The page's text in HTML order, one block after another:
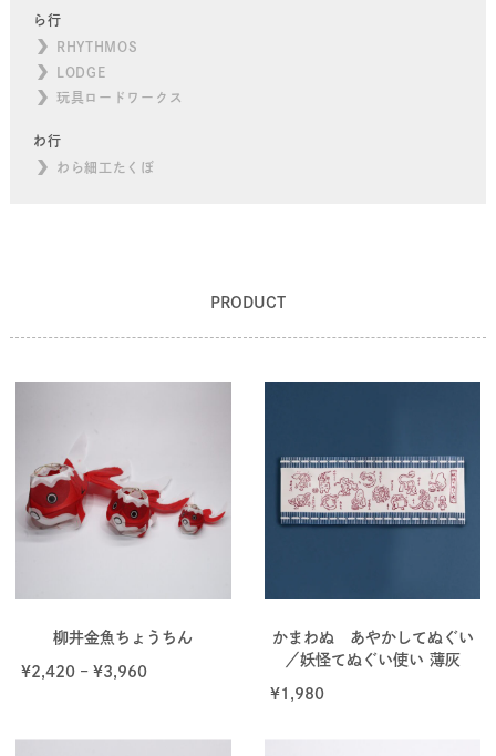
ら行
RHYTHMOS
LODGE
玩具ロードワークス
わ行
わら細工たくぼ
PRODUCT
柳井金魚ちょうちん
¥2,420– ¥3,960
かまわぬ あやかしてぬぐい
／妖怪てぬぐい使い 薄灰
¥1,980